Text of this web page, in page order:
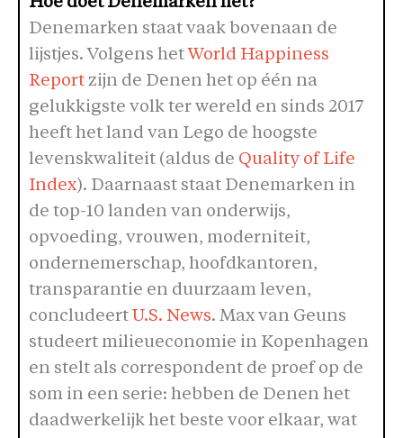
Hoe doet Denemarken het?
Denemarken staat vaak bovenaan de
lijstjes. Volgens het World Happiness
Report zijn de Denen het op één na
gelukkigste volk ter wereld en sinds 2017
heeft het land van Lego de hoogste
levenskwaliteit (aldus de Quality of Life
Index). Daarnaast staat Denemarken in
de top-10 landen van onderwijs,
opvoeding, vrouwen, moderniteit,
ondernemerschap, hoofdkantoren,
transparantie en duurzaam leven,
concludeert U.S. News. Max van Geuns
studeert milieueconomie in Kopenhagen
en stelt als correspondent de proef op de
som in een serie: hebben de Denen het
daadwerkelijk het beste voor elkaar, wat